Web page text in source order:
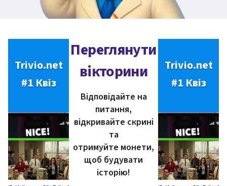
Trivio.net
#1 Квіз
Переглянути
вікторини
Відповідайте на
питання,
відкривайте скрині
та
отримуйте монети,
щоб будувати
історію!
Trivio.net
#1 Квіз